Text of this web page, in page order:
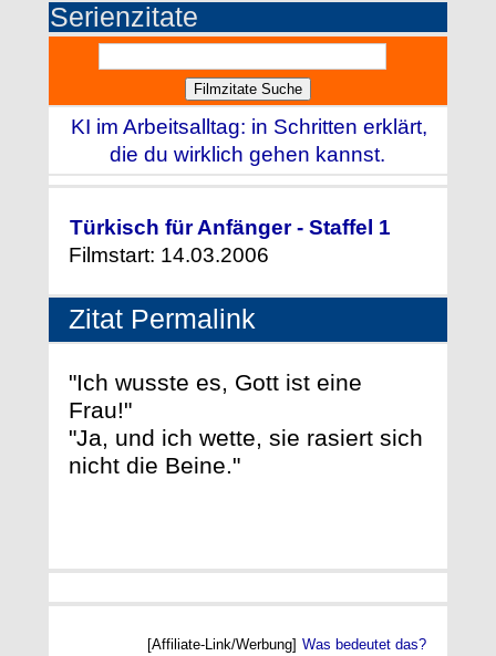
Serienzitate
KI im Arbeitsalltag: in Schritten erklärt,
die du wirklich gehen kannst.
Türkisch für Anfänger - Staffel 1
Filmstart: 14.03.2006
Zitat Permalink
"Ich wusste es, Gott ist eine
Frau!"
"Ja, und ich wette, sie rasiert sich
nicht die Beine."
[Affiliate-Link/Werbung] Was bedeutet das?